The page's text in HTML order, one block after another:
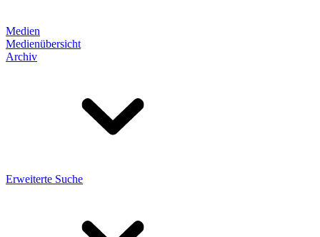
Medien
Medienübersicht
Archiv
Erweiterte Suche